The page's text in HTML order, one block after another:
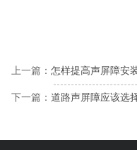
上一篇： 怎样提高声屏障安
下一篇： 道路声屏障应该选